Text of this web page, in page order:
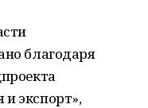
благодаря
экспорт»,